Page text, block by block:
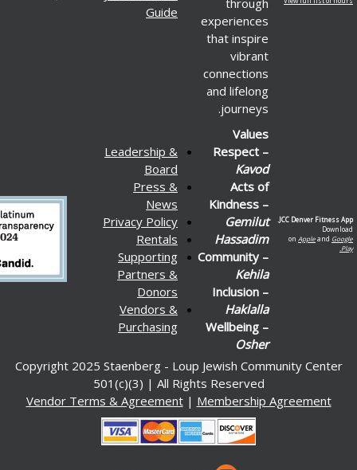
experiences
that inspire
connections
and lifelong
Guide
JCC
on
Kindness –
Gemilut
Hassadim
Community –
Wellbeing –
Leadership &
Press &
News
Privacy Policy
Rentals
Supporting
Partners &
Donors
Vendors &
Purchasing
Copyright 2025 Staenberg - Loup Jewish
501(c)(3) | All Rights Reserved
Vendor Terms & Agreement|Membership